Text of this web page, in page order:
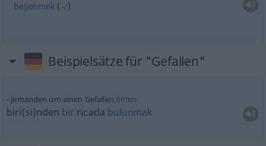
beğenmek ( -I )
Beispielsätze für "Gefallen"
jemanden um einen Gefallen bitten
biri(si)nden bir ricada bulunmak